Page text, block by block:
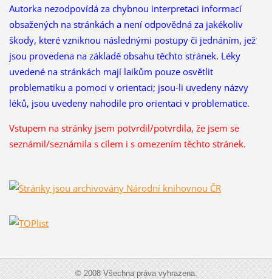
Autorka nezodpovídá za chybnou interpretaci informací
obsažených na stránkách a není odpovědná za jakékoliv
škody, které vzniknou následnými postupy či jednáním, jež
jsou provedena na základě obsahu těchto stránek. Léky
uvedené na stránkách mají laikům pouze osvětlit
problematiku a pomoci v orientaci; jsou-li uvedeny názvy
léků, jsou uvedeny nahodile pro orientaci v problematice.
Vstupem na stránky jsem potvrdil/potvrdila, že jsem se
seznámil/seznámila s cílem i s omezením těchto stránek.
© 2008 Všechna práva vyhrazena.